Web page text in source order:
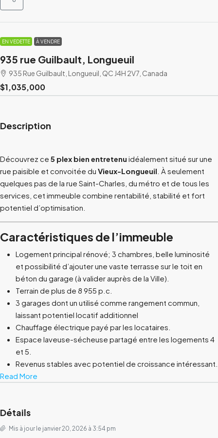
EN VEDETTE À VENDRE
935 rue Guilbault, Longueuil
935 Rue Guilbault, Longueuil, QC J4H 2V7, Canada
$1,035,000
Description
Découvrez ce 5 plex bien entretenu idéalement situé sur une
rue paisible et convoitée du Vieux-Longueuil . À seulement
quelques pas de la rue Saint-Charles, du métro et de tous les
services, cet immeuble combine rentabilité, stabilité et fort
potentiel d’optimisation.
Caractéristiques de l’immeuble
Logement principal rénové; 3 chambres, belle luminosité
et possibilité d’ajouter une vaste terrasse sur le toit en
béton du garage (à valider auprès de la Ville).
Terrain de plus de 8 955 p.c.
3 garages dont un utilisé comme rangement commun,
laissant potentiel locatif additionnel
Chauffage électrique payé par les locataires.
Espace laveuse-sécheuse partagé entre les logements 4
et 5.
Revenus stables avec potentiel de croissance intéressant.
Read More
Détails
Mis à jour le janvier 20, 2026 à 3:54 pm